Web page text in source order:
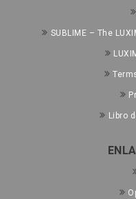
SUBLIME – The
Libro